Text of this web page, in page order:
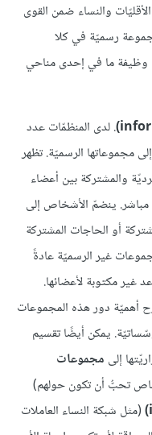
والنساء ضمن القوى
رسميّة في كلا
وظيفة ما في إحدى مناحي
. لدى المنظمّات عدد
مجموعاتها الرسميّة. تظهر
والمشتركة بين أعضاء
ينضمّ الأشخاص إلى
أو الحاجات المشتركة
غير الرسميّة عادةً
غير مكتوبة لأعضائها.
أهميّة دور هذه المجموعات
يمكن أيضًا تقسيم
إلى مجموعات
تحبُّ أن تكون حولهم)
(مثل شبكة النساء العاملات